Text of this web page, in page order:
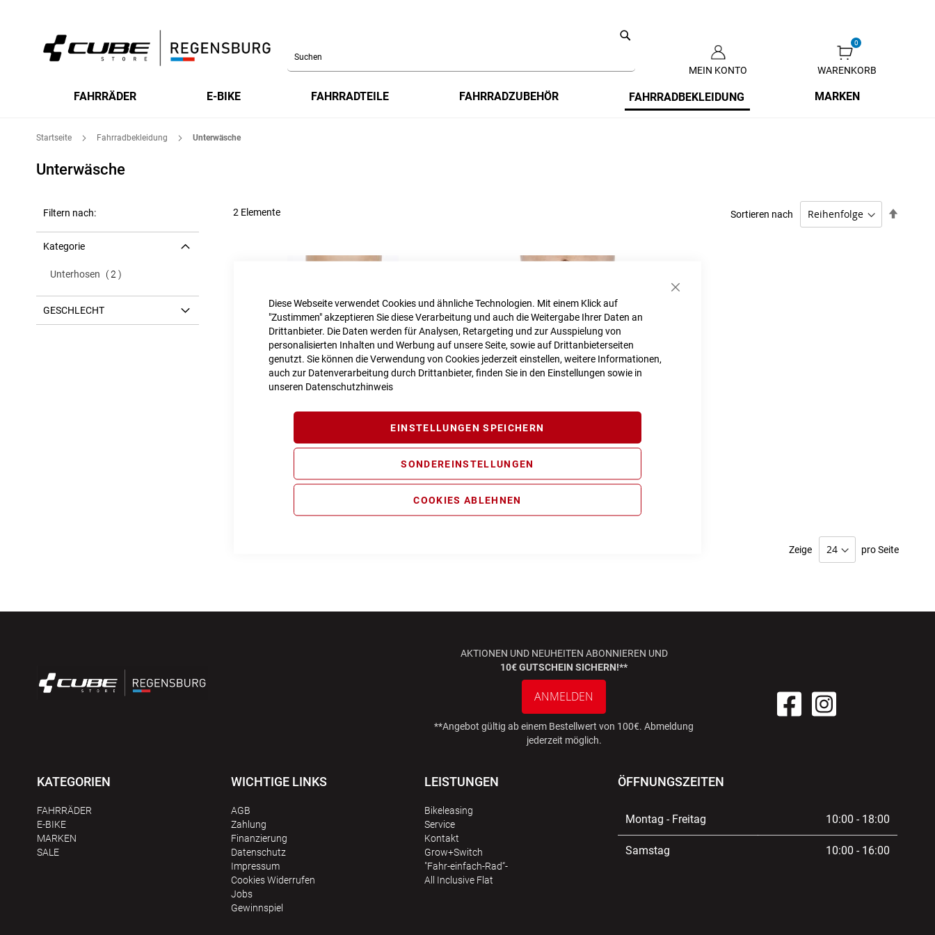
Schließen
Diese Webseite verwendet Cookies und ähnliche Technologien. Mit einem Klick auf
"Zustimmen" akzeptieren Sie diese Verarbeitung und auch die Weitergabe Ihrer Daten an
Drittanbieter. Die Daten werden für Analysen, Retargeting und zur Ausspielung von
personalisierten Inhalten und Werbung auf unsere Seite, sowie auf Drittanbieterseiten
genutzt. Sie können die Verwendung von Cookies jederzeit einstellen, weitere Informationen,
auch zur Datenverarbeitung durch Drittanbieter, finden Sie in den Einstellungen sowie in
unseren Datenschutzhinweis
EINSTELLUNGEN SPEICHERN
SONDEREINSTELLUNGEN
COOKIES ABLEHNEN
Inhalt
springen
MEIN KONTO WARENKORB
Search
FAHRRÄDER E-BIKE FAHRRADTEILE FAHRRADZUBEHÖR FAHRRADBEKLEIDUNG MARKEN
Startseite Fahrradbekleidung Unterwäsche
Unterwäsche
2 Elemente Sortieren nach
Cube WS Innenhose CMPT
Inkl. MwSt., nur Abholung möglich
Cube Innenhose CMPT
Inkl. MwSt., nur Abholung möglich
Zeige pro Seite
Filtern nach:
Kategorie
Unterhosen 2 Artikel
GESCHLECHT
AKTIONEN UND NEUHEITEN ABONNIEREN UND
10€ GUTSCHEIN SICHERN!**
ANMELDEN
**Angebot gültig ab einem Bestellwert von 100€. Abmeldung
jederzeit möglich.
ÖFFNUNGSZEITEN
Montag - Freitag 10:00 - 18:00
Samstag 10:00 - 16:00
KATEGORIEN
FAHRRÄDER
E-BIKE
MARKEN
SALE
WICHTIGE LINKS
AGB
Zahlung
Finanzierung
Datenschutz
Impressum
Сookies Widerrufen
Jobs
Gewinnspiel
LEISTUNGEN
Bikeleasing
Service
Kontakt
Grow+Switch
"Fahr-einfach-Rad“-
All Inclusive Flat